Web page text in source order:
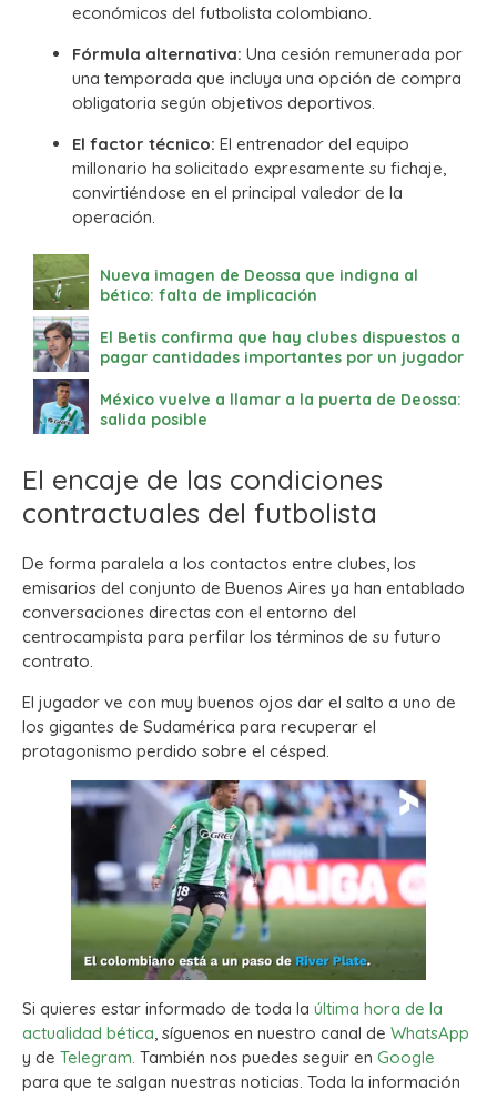
económicos del futbolista colombiano.
Fórmula alternativa: Una cesión remunerada por
una temporada que incluya una opción de compra
obligatoria según objetivos deportivos.
El factor técnico: El entrenador del equipo
millonario ha solicitado expresamente su fichaje,
convirtiéndose en el principal valedor de la
operación.
Nueva imagen de Deossa que indigna al
bético: falta de implicación
El Betis confirma que hay clubes dispuestos a
pagar cantidades importantes por un jugador
México vuelve a llamar a la puerta de Deossa:
salida posible
El encaje de las condiciones
contractuales del futbolista
De forma paralela a los contactos entre clubes, los
emisarios del conjunto de Buenos Aires ya han entablado
conversaciones directas con el entorno del
centrocampista para perfilar los términos de su futuro
contrato.
El jugador ve con muy buenos ojos dar el salto a uno de
los gigantes de Sudamérica para recuperar el
protagonismo perdido sobre el césped.
Si quieres estar informado de toda la última hora de la
actualidad bética, síguenos en nuestro canal de WhatsApp
y de Telegram. También nos puedes seguir en Google
para que te salgan nuestras noticias. Toda la información